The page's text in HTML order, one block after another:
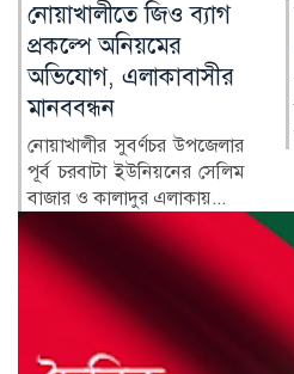
শহীদ আহসান জুলাই
যোদ্ধা নন: বিএনপি নেতা
কক্সবাজারের চকরিয়া উপজেলা
বিএনপির সভাপতি এনামুল
হকের বক্তব্যকে কেন্দ্র করে জু...